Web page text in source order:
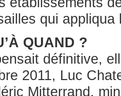
qui
QUAND ?
définitive,
2011, Luc
Mitterrand,